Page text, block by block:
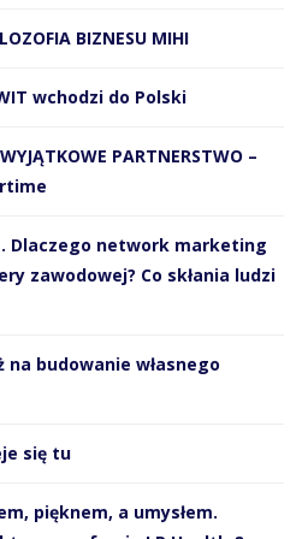
BIZNESU MIHI
wchodzi do Polski
PARTNERSTWO –
Dlaczego network marketing
zawodowej? Co skłania ludzi
na budowanie własnego
się tu
pięknem, a umysłem.